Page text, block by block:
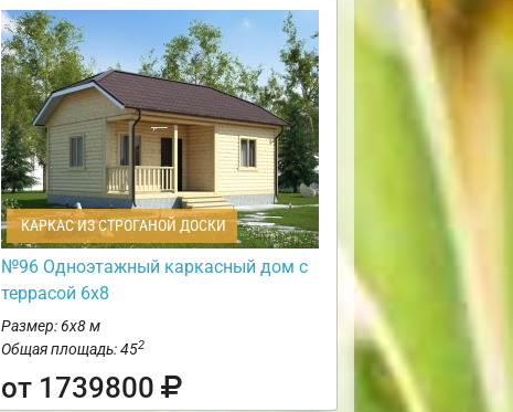
КАРКАС ИЗ СТРОГАНОЙ ДОСКИ
№96 Одноэтажный каркасный дом с
террасой 6х8
Размер: 6х8 м
Общая площадь: 452
от 1739800